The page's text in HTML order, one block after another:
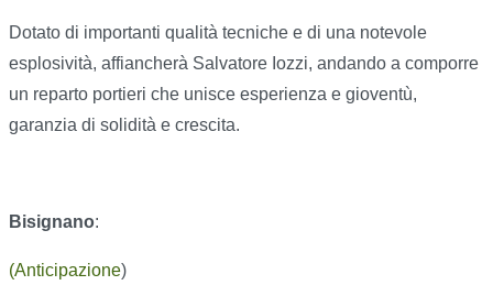
Dotato di importanti qualità tecniche e di una notevole
esplosività, affiancherà Salvatore Iozzi, andando a comporre
un reparto portieri che unisce esperienza e gioventù,
garanzia di solidità e crescita.
Bisignano:
(Anticipazione)